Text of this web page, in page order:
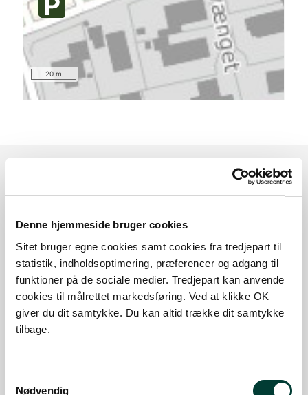
Denne hjemmeside bruger cookies
Sitet bruger egne cookies samt cookies fra tredjepart til
statistik, indholdsoptimering, præferencer og adgang til
funktioner på de sociale medier. Tredjepart kan anvende
cookies til målrettet markedsføring. Ved at klikke OK
giver du dit samtykke. Du kan altid trække dit samtykke
tilbage.
Nødvendig
20 m
Sådan kommer du dertil
Parkering
Med offentlig transport
Google Maps
Plads til 2 biler, 1 handicapbil og 1 hestetrailer